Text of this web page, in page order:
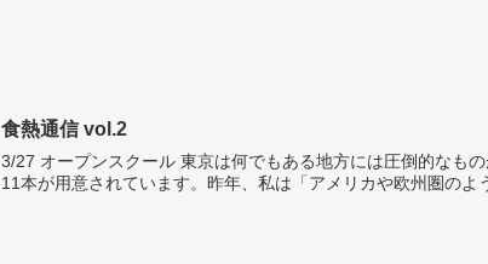
食熱通信 vol.2
3/27 オープンスクール 東京は何でもある地方には圧倒的なものがある 柏原光太郎校長 食の熱中小学校には座学6回、実習ツアー
11本が用意されています。昨年、私は「アメリカや欧州圏のよ